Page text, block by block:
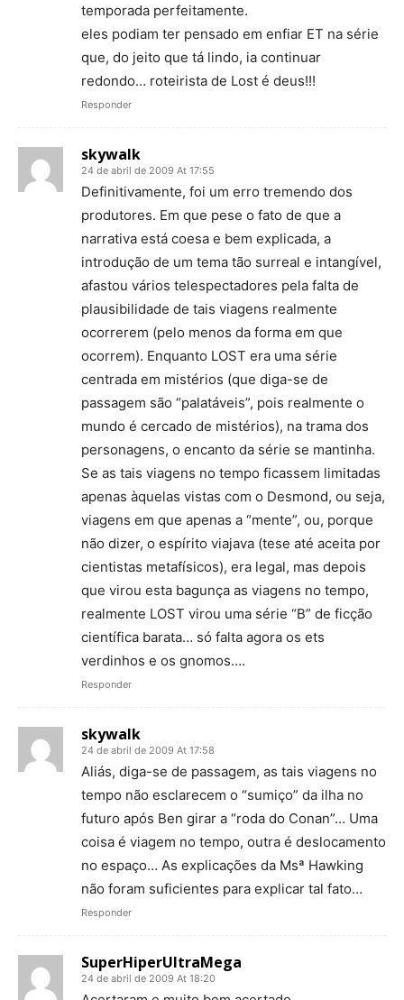
temporada perfeitamente.
eles podiam ter pensado em enfiar ET na série
que, do jeito que tá lindo, ia continuar
redondo… roteirista de Lost é deus!!!
Responder
skywalk
24 de abril de 2009 At 17:55
Definitivamente, foi um erro tremendo dos
produtores. Em que pese o fato de que a
narrativa está coesa e bem explicada, a
introdução de um tema tão surreal e intangível,
afastou vários telespectadores pela falta de
plausibilidade de tais viagens realmente
ocorrerem (pelo menos da forma em que
ocorrem). Enquanto LOST era uma série
centrada em mistérios (que diga-se de
passagem são “palatáveis”, pois realmente o
mundo é cercado de mistérios), na trama dos
personagens, o encanto da série se mantinha.
Se as tais viagens no tempo ficassem limitadas
apenas àquelas vistas com o Desmond, ou seja,
viagens em que apenas a “mente”, ou, porque
não dizer, o espírito viajava (tese até aceita por
cientistas metafísicos), era legal, mas depois
que virou esta bagunça as viagens no tempo,
realmente LOST virou uma série “B” de ficção
científica barata… só falta agora os ets
verdinhos e os gnomos….
Responder
skywalk
24 de abril de 2009 At 17:58
Aliás, diga-se de passagem, as tais viagens no
tempo não esclarecem o “sumiço” da ilha no
futuro após Ben girar a “roda do Conan”… Uma
coisa é viagem no tempo, outra é deslocamento
no espaço… As explicações da Msª Hawking
não foram suficientes para explicar tal fato…
Responder
SuperHiperUltraMega
24 de abril de 2009 At 18:20